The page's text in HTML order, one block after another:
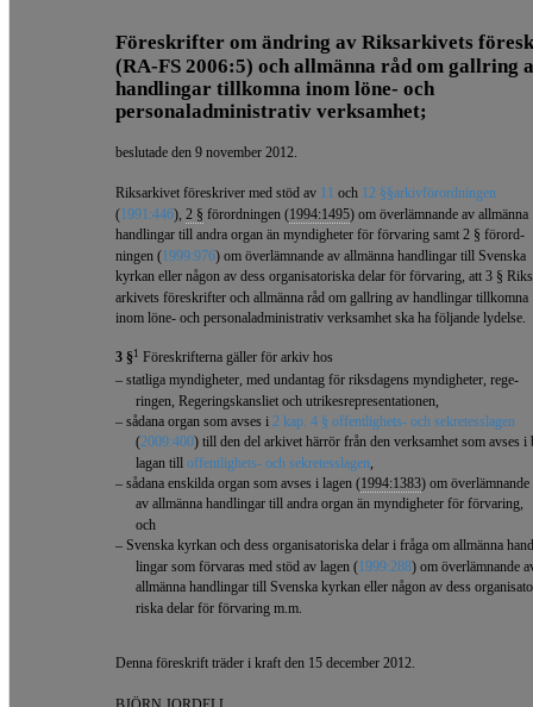
Föreskrifter om ändring av Riksarkivets
(RA-FS 2006:5) och allmänna råd om gallring
handlingar tillkomna inom löne- och
personaladministrativ verksamhet;
beslutade den 9 november 2012.
Riksarkivet föreskriver med stöd av 11 och 12 §§arkivförordningen
(1991:446), 2 § förordningen (1994:1495) om överlämnande av allmänna
handlingar till andra organ än myndigheter för förvaring samt 2 § förord-
ningen (1999:976) om överlämnande av allmänna handlingar till Svenska
kyrkan eller någon av dess organisatoriska delar för förvaring, att 3 §
arkivets föreskrifter och allmänna råd om gallring av handlingar tillkomna
inom löne- och personaladministrativ verksamhet ska ha följande lydelse.
3 § 1 Föreskrifterna gäller för arkiv hos
– statliga myndigheter, med undantag för riksdagens myndigheter, rege-
ringen, Regeringskansliet och utrikesrepresentationen,
– sådana organ som avses i 2 kap. 4 § offentlighets- och sekretesslagen
(2009:400) till den del arkivet härrör från den verksamhet som avses i
lagan till offentlighets- och sekretesslagen,
– sådana enskilda organ som avses i lagen (1994:1383) om överlämnande
av allmänna handlingar till andra organ än myndigheter för förvaring,
och
– Svenska kyrkan och dess organisatoriska delar i fråga om allmänna
lingar som förvaras med stöd av lagen (1999:288) om överlämnande
allmänna handlingar till Svenska kyrkan eller någon av dess
riska delar för förvaring m.m.
Denna föreskrift träder i kraft den 15 december 2012.